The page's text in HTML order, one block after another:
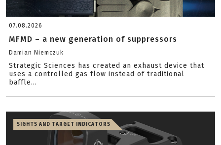
07.08.2026
MFMD – a new generation of suppressors
Damian Niemczuk
Strategic Sciences has created an exhaust device that
uses a controlled gas flow instead of traditional
baffle...
SIGHTS AND TARGET INDICATORS